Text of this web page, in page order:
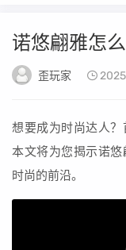
诺悠翩雅怎
歪玩家
想要成为时尚达人？
本文将为您揭示诺
时尚的前沿。